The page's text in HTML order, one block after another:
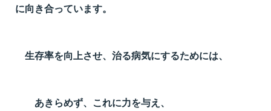
に向き合っています。
生存率を向上させ、治る病気にするためには、
あきらめず、これに力を与え、